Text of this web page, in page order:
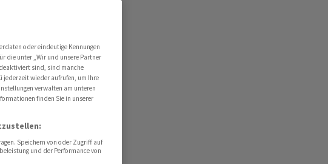
oder eindeutige Kennungen
die unter „Wir und unsere Partner
sind, sind manche
jederzeit wieder aufrufen, um Ihre
verwalten am unteren
finden Sie in unserer
Speichern von oder Zugriff auf
und der Performance von